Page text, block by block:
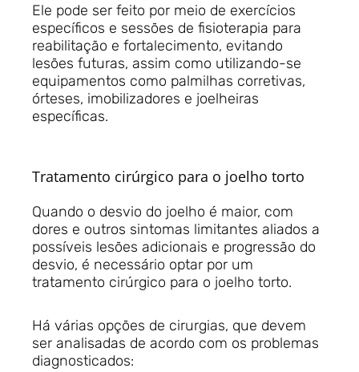
Ele pode ser feito por meio de exercícios
específicos e sessões de fisioterapia para
reabilitação e fortalecimento, evitando
lesões futuras, assim como utilizando-se
equipamentos como palmilhas corretivas,
órteses, imobilizadores e joelheiras
específicas.
Tratamento cirúrgico para o joelho torto
Quando o desvio do joelho é maior, com
dores e outros sintomas limitantes aliados a
possíveis lesões adicionais e progressão do
desvio, é necessário optar por um
tratamento cirúrgico para o joelho torto.
Há várias opções de cirurgias, que devem
ser analisadas de acordo com os problemas
diagnosticados: